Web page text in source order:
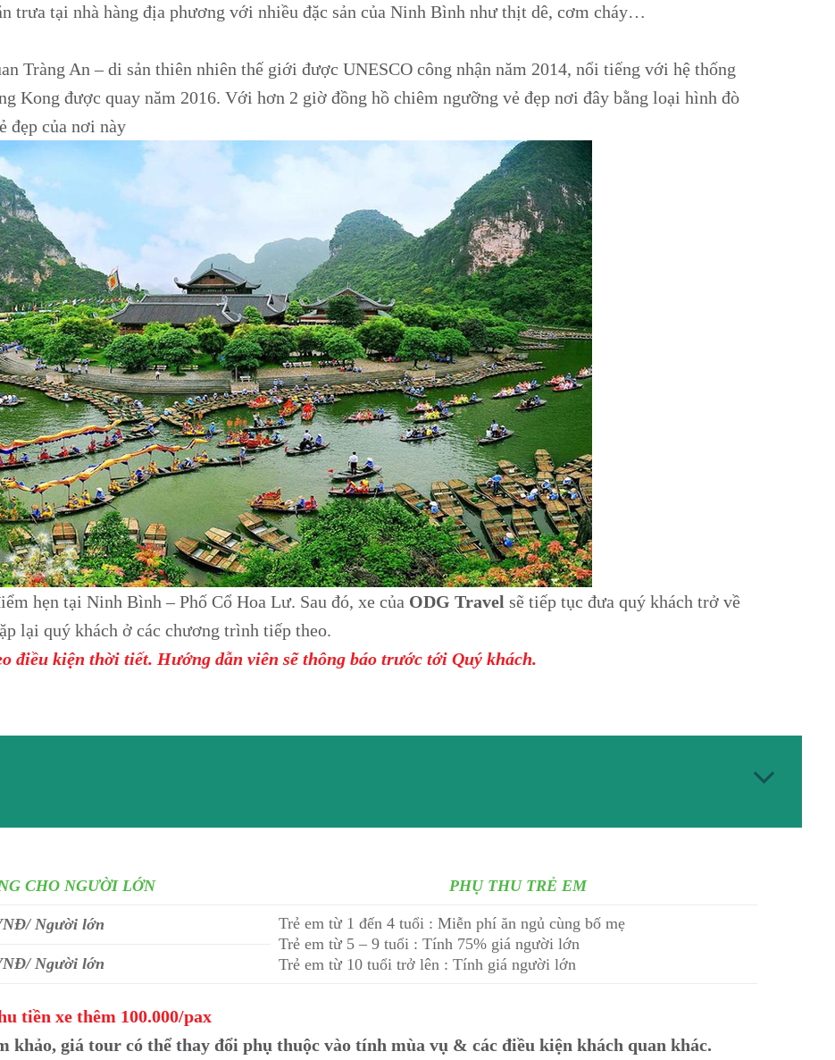
trưa tại nhà hàng địa phương với nhiều đặc sản của Ninh Bình như thịt dê, cơm cháy…
Tràng An – di sản thiên nhiên thế giới được UNESCO công nhận năm 2014, nổi tiếng với hệ thống
Kong được quay năm 2016. Với hơn 2 giờ đồng hồ chiêm ngưỡng vẻ đẹp nơi đây bằng loại hình đò
đẹp của nơi này
hẹn tại Ninh Bình – Phố Cổ Hoa Lư. Sau đó, xe của ODG Travel sẽ tiếp tục đưa quý khách trở về
lại quý khách ở các chương trình tiếp theo.
điều kiện thời tiết. Hướng dẫn viên sẽ thông báo trước tới Quý khách.
CHO NGƯỜI LỚN PHỤ THU TRẺ EM
Người lớn
Trẻ em từ 1 đến 4 tuổi : Miễn phí ăn ngủ cùng bố mẹ
Trẻ em từ 5 – 9 tuổi : Tính 75% giá người lớn
Trẻ em từ 10 tuổi trở lên : Tính giá người lớn
Người lớn
tiền xe thêm 100.000/pax
khảo, giá tour có thể thay đổi phụ thuộc vào tính mùa vụ & các điều kiện khách quan khác.